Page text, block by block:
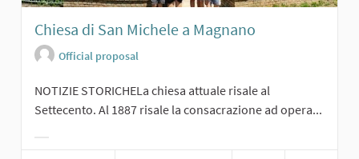
Chiesa di San Michele a Magnano
Official proposal
NOTIZIE STORICHELa chiesa attuale risale al
Settecento. Al 1887 risale la consacrazione ad opera...